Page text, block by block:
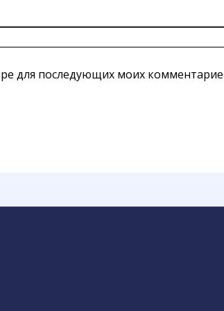
для последующих моих